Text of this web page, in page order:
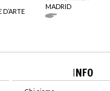
MADRID
INFO